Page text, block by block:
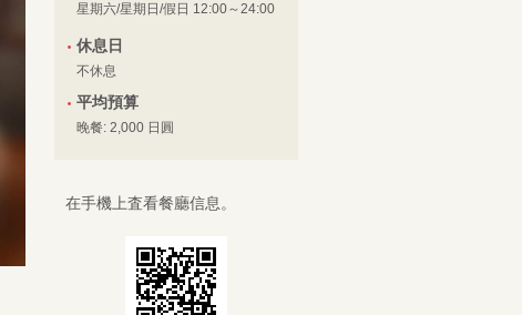
星期六/星期日/假日 12:00～24:00
休息日
不休息
平均預算
晚餐: 2,000 日圓
在手機上査看餐廳信息。